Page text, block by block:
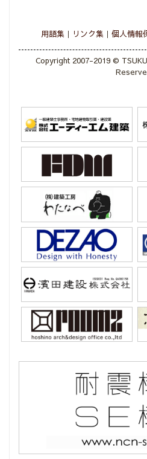
用語集 リンク集 個人情報
Copyright 2007-2019 ©